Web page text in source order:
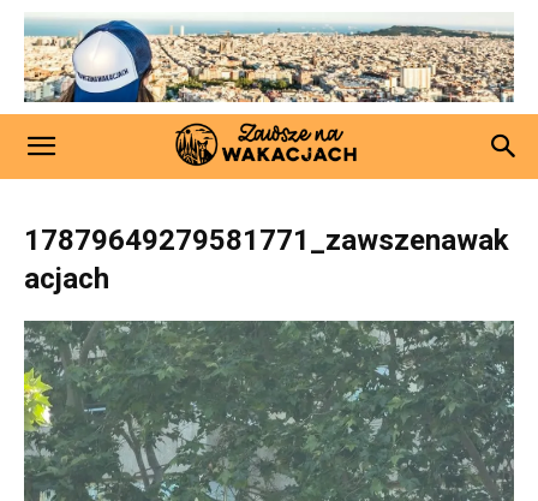
17879649279581771_zawszenawak
acjach